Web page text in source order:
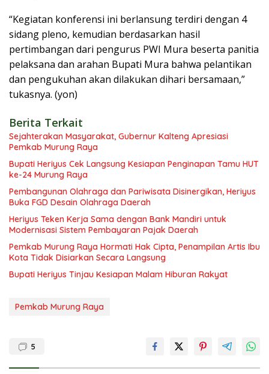
“Kegiatan konferensi ini berlansung terdiri dengan 4
sidang pleno, kemudian berdasarkan hasil
pertimbangan dari pengurus PWI Mura beserta panitia
pelaksana dan arahan Bupati Mura bahwa pelantikan
dan pengukuhan akan dilakukan dihari bersamaan,”
tukasnya. (yon)
Berita Terkait
Sejahterakan Masyarakat, Gubernur Kalteng Apresiasi
Pemkab Murung Raya
Bupati Heriyus Cek Langsung Kesiapan Penginapan Tamu HUT
ke-24 Murung Raya
Pembangunan Olahraga dan Pariwisata Disinergikan, Heriyus
Buka FGD Desain Olahraga Daerah
Heriyus Teken Kerja Sama dengan Bank Mandiri untuk
Modernisasi Sistem Pembayaran Pajak Daerah
Pemkab Murung Raya Hormati Hak Cipta, Penampilan Artis Ibu
Kota Tidak Disiarkan Secara Langsung
Bupati Heriyus Tinjau Kesiapan Malam Hiburan Rakyat
Pemkab Murung Raya
5